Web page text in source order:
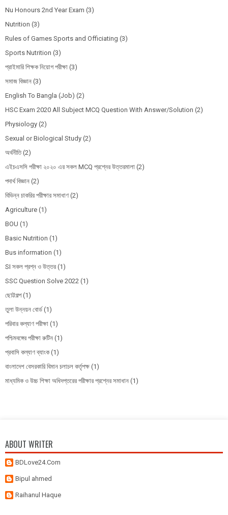
Nu Honours 2nd Year Exam (3)
Nutrition (3)
Rules of Games Sports and Officiating (3)
Sports Nutrition (3)
প্রাইমারি শিক্ষক নিয়োগ পরীক্ষা (3)
সমাজ বিজ্ঞান (3)
English To Bangla (Job) (2)
HSC Exam 2020 All Subject MCQ Question With Answer/Solution (2)
Physiology (2)
Sexual or Biological Study (2)
অর্থনীতি (2)
এইচএসসি পরীক্ষা ২০২০ এর সকল MCQ প্রশ্নের উত্তরমালা (2)
পদার্থ বিজ্ঞান (2)
বিভিন্ন চাকরির পরীক্ষার সমাধাণ (2)
Agriculture (1)
BOU (1)
Basic Nutrition (1)
Bus information (1)
SI সকল প্রশ্ন ও উত্তর (1)
SSC Question Solve 2022 (1)
ছোট্টগল্প (1)
তুলা উন্নয়ন বোর্ড (1)
পরিবার কল্যাণ পরীক্ষা (1)
পশ্চিমবঙ্গের পরীক্ষা রুটিন (1)
প্রবাসি কল্যাণ ব্যাংক (1)
বাংলাদেশ বেসরকারি বিমান চলাচল কর্তৃপক্ষ (1)
মাধ্যমিক ও উচ্চ শিক্ষা অধিদপ্তরের পরীক্ষার প্রশ্নের সমাধান (1)
ABOUT WRITER
BDLove24.Com
Bipul ahmed
Raihanul Haque